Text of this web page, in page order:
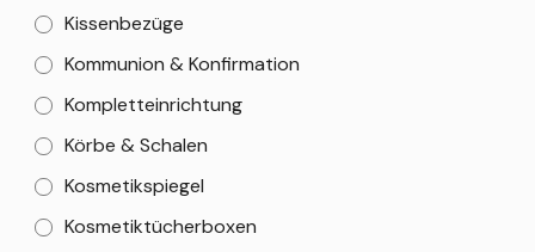
Kissenbezüge
Kommunion & Konfirmation
Kompletteinrichtung
Körbe & Schalen
Kosmetikspiegel
Kosmetiktücherboxen